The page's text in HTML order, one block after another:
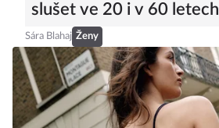
slušet ve 20 i v 60 letech
Sára Blahaj Ženy